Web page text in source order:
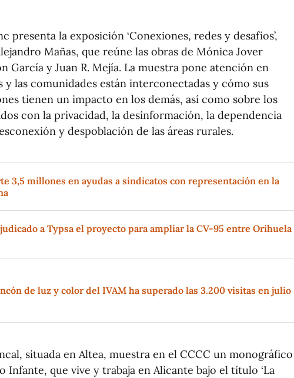
presenta la exposición ‘Conexiones, redes y desafíos’,
Mañas, que reúne las obras de Mónica Jover
García y Juan R. Mejía. La muestra pone atención en
y las comunidades están interconectadas y cómo sus
tienen un impacto en los demás, así como sobre los
con la privacidad, la desinformación, la dependencia
y despoblación de las áreas rurales.
3,5 millones en ayudas a sindicatos con representación en la
a Typsa el proyecto para ampliar la CV-95 entre Orihuela
de luz y color del IVAM ha superado las 3.200 visitas en julio
situada en Altea, muestra en el CCCC un monográfico
Infante, que vive y trabaja en Alicante bajo el título ‘La